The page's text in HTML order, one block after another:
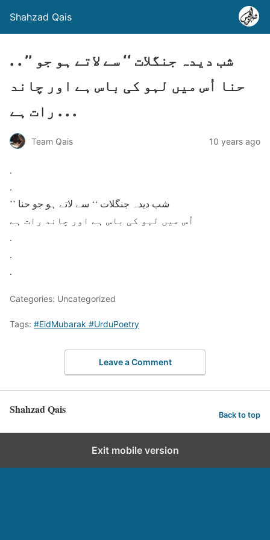
Shahzad Qais
. . ’’ شب دیدہ جنگلات ‘‘ سے لاتے ہو جو
حنا اُس میں لہو کی باس ہے اور چاند
رات ہے . . .
Team Qais 10 years ago
.
.
’’ شب دیدہ جنگلات ‘‘ سے لاتے ہو جو حنا
اُس میں لہو کی باس ہے اور چاند رات ہے
.
.
.
Categories: Uncategorized
Tags: #EidMubarak #UrduPoetry
Leave a Comment
Shahzad Qais Back to top
Exit mobile version